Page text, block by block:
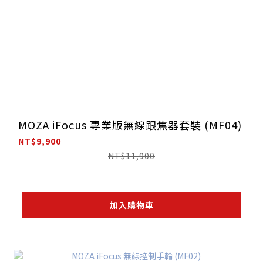
MOZA iFocus 專業版無線跟焦器套裝 (MF04)
NT$9,900
NT$11,900
加入購物車